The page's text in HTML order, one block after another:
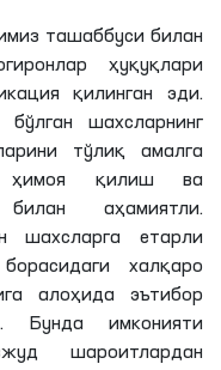
ташаббуси билан
ҳуқуқлари
қилинган эди.
бўлган шахсларнинг
тўлиқ амалга
ҳимоя қилиш ва
аҳамиятли.
шахсларга етарли
халқаро
алоҳида эътибор
Бунда имконияти
шароитлардан